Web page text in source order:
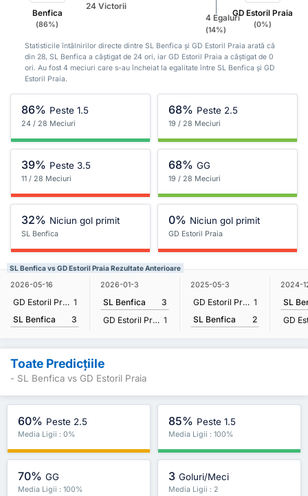
Benfica
(86%)
24 Victorii
4 Egaluri
(14%)
GD Estoril Praia
(0%)
Statisticile întâlnirilor directe dintre SL Benfica și GD Estoril Praia arată că
din 28, SL Benfica a câștigat de 24 ori, iar GD Estoril Praia a câștigat de 0
ori. Au fost 4 meciuri care s-au încheiat la egalitate între SL Benfica și GD
Estoril Praia.
86% Peste 1.5
24 / 28 Meciuri
68% Peste 2.5
19 / 28 Meciuri
39% Peste 3.5
11 / 28 Meciuri
68% GG
19 / 28 Meciuri
32% Niciun gol primit
SL Benfica
0% Niciun gol primit
GD Estoril Praia
SL Benfica vs GD Estoril Praia Rezultate Anterioare
2026-05-16
GD Estoril Praia 1
SL Benfica
3
2026-01-3
SL Benfica
3
GD Estoril Praia 1
2025-05-3
GD Estoril Praia 1
SL Benfica
2
2024-
SL
Toate Predicțiile
- SL Benfica vs GD Estoril Praia
60% Peste 2.5
Media Ligii : 0%
85% Peste 1.5
Media Ligii : 100%
70% GG
Media Ligii : 100%
3 Goluri/Meci
Media Ligii : 2